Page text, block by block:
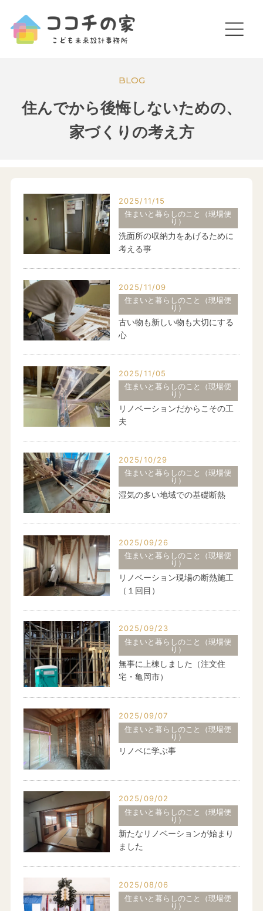
BLOG
住んでから後悔しないための、
家づくりの考え方
2025/11/15
住まいと暮らしのこと（現場便
り）
洗面所の収納力をあげるために
考える事
2025/11/09
住まいと暮らしのこと（現場便
り）
古い物も新しい物も大切にする
心
2025/11/05
住まいと暮らしのこと（現場便
り）
リノベーションだからこその工
夫
2025/10/29
住まいと暮らしのこと（現場便
り）
湿気の多い地域での基礎断熱
2025/09/26
住まいと暮らしのこと（現場便
り）
リノベーション現場の断熱施工
（１回目）
2025/09/23
住まいと暮らしのこと（現場便
り）
無事に上棟しました（注文住
宅・亀岡市）
2025/09/07
住まいと暮らしのこと（現場便
り）
リノベに学ぶ事
2025/09/02
住まいと暮らしのこと（現場便
り）
新たなリノベーションが始まり
ました
2025/08/06
住まいと暮らしのこと（現場便
り）